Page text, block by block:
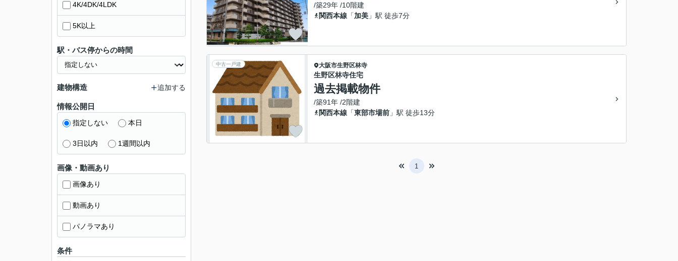
/築29年 /10階建
関西本線 「加美 」駅 徒歩7分
中古一戸建 大阪市生野区林寺
生野区林寺住宅
過去掲載物件
/築91年 /2階建
関西本線 「東部市場前 」駅 徒歩13分
1
4K/4DK/4LDK
5K以上
駅・バス停からの時間
建物構造 追加する
情報公開日
指定しない 本日
3日以内 1週間以内
画像・動画あり
画像あり
動画あり
パノラマあり
条件